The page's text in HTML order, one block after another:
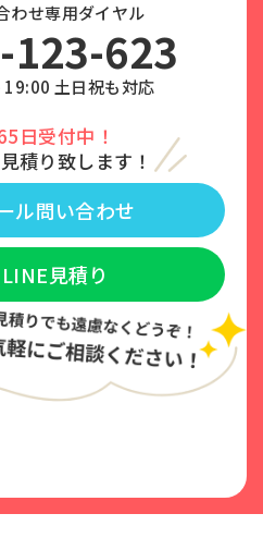
わせ専用ダイヤル
123-623
土日祝も対応
日受付中！
積り致します！
ル問い合わせ
LINE見積り